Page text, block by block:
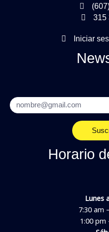
315
Iniciar
Email
Horario
Lunes
7:30 am
1:00 pm